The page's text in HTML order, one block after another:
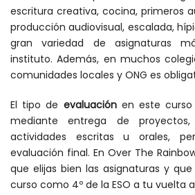
escritura creativa, cocina, primeros
producción audiovisual, escalada,
gran variedad de asignaturas
instituto. Además, en muchos
comunidades locales y ONG es
El tipo de evaluaciónen este curso
mediante entrega de proyectos,
actividades escritas u orales,
evaluación final. En Over The
que elijas bien las asignaturas y
curso como 4º de la ESO a tu vuelta a